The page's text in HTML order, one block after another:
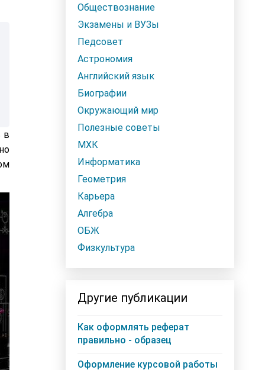
в
Обществознание
Экзамены и ВУЗы
Педсовет
Астрономия
Английский язык
Биографии
Окружающий мир
Полезные советы
МХК
Информатика
Геометрия
Карьера
Алгебра
ОБЖ
Физкультура
Другие публикации
Как оформлять реферат
правильно - образец
Оформление курсовой работы